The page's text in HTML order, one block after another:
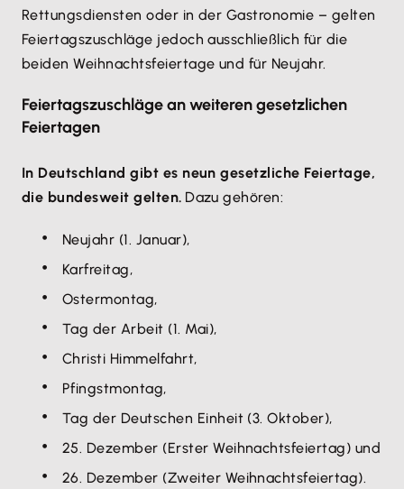
Rettungsdiensten oder in der Gastronomie – gelten
Feiertagszuschläge jedoch ausschließlich für die
beiden Weihnachtsfeiertage und für Neujahr.
Feiertagszuschläge an weiteren gesetzlichen
Feiertagen
In Deutschland gibt es neun gesetzliche Feiertage,
die bundesweit gelten. Dazu gehören:
Neujahr (1. Januar),
Karfreitag,
Ostermontag,
Tag der Arbeit (1. Mai),
Christi Himmelfahrt,
Pfingstmontag,
Tag der Deutschen Einheit (3. Oktober),
25. Dezember (Erster Weihnachtsfeiertag) und
26. Dezember (Zweiter Weihnachtsfeiertag).